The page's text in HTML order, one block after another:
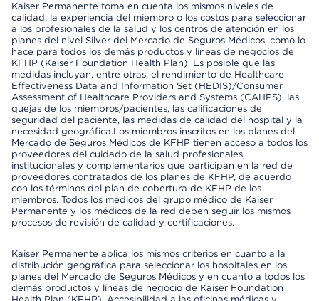
Kaiser Permanente toma en cuenta los mismos niveles de
calidad, la experiencia del miembro o los costos para seleccionar
a los profesionales de la salud y los centros de atención en los
planes del nivel Silver del Mercado de Seguros Médicos, como lo
hace para todos los demás productos y líneas de negocios de
KFHP (Kaiser Foundation Health Plan). Es posible que las
medidas incluyan, entre otras, el rendimiento de Healthcare
Effectiveness Data and Information Set (HEDIS)/Consumer
Assessment of Healthcare Providers and Systems (CAHPS), las
quejas de los miembros/pacientes, las calificaciones de
seguridad del paciente, las medidas de calidad del hospital y la
necesidad geográfica.Los miembros inscritos en los planes del
Mercado de Seguros Médicos de KFHP tienen acceso a todos los
proveedores del cuidado de la salud profesionales,
institucionales y complementarios que participan en la red de
proveedores contratados de los planes de KFHP, de acuerdo
con los términos del plan de cobertura de KFHP de los
miembros. Todos los médicos del grupo médico de Kaiser
Permanente y los médicos de la red deben seguir los mismos
procesos de revisión de calidad y certificaciones.
Kaiser Permanente aplica los mismos criterios en cuanto a la
distribución geográfica para seleccionar los hospitales en los
planes del Mercado de Seguros Médicos y en cuanto a todos los
demás productos y líneas de negocio de Kaiser Foundation